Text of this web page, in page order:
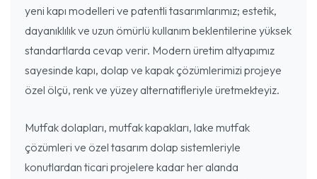
yeni kapı modelleri ve patentli tasarımlarımız; estetik,
dayanıklılık ve uzun ömürlü kullanım beklentilerine yüksek
standartlarda cevap verir. Modern üretim altyapımız
sayesinde kapı, dolap ve kapak çözümlerimizi projeye
özel ölçü, renk ve yüzey alternatifleriyle üretmekteyiz.
Mutfak dolapları, mutfak kapakları, lake mutfak
çözümleri ve özel tasarım dolap sistemleriyle
konutlardan ticari projelere kadar her alanda